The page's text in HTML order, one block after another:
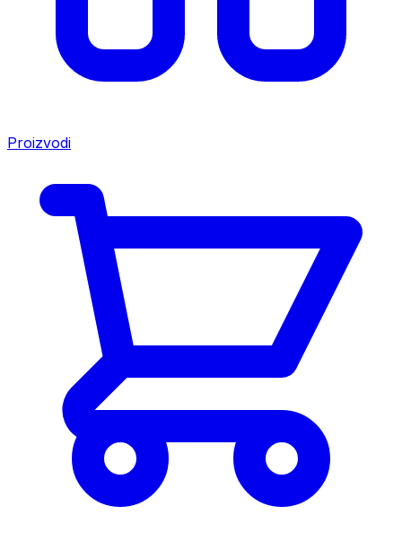
Proizvodi